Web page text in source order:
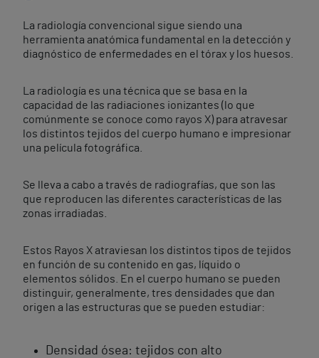
La radiología convencional sigue siendo una
herramienta anatómica fundamental en la detección y
diagnóstico de enfermedades en el tórax y los huesos.
La radiología es una técnica que se basa en la
capacidad de las radiaciones ionizantes (lo que
comúnmente se conoce como rayos X) para atravesar
los distintos tejidos del cuerpo humano e impresionar
una película fotográfica.
Se lleva a cabo a través de radiografías, que son las
que reproducen las diferentes características de las
zonas irradiadas.
Estos Rayos X atraviesan los distintos tipos de tejidos
en función de su contenido en gas, líquido o
elementos sólidos. En el cuerpo humano se pueden
distinguir, generalmente, tres densidades que dan
origen a las estructuras que se pueden estudiar:
Densidad ósea: tejidos con alto